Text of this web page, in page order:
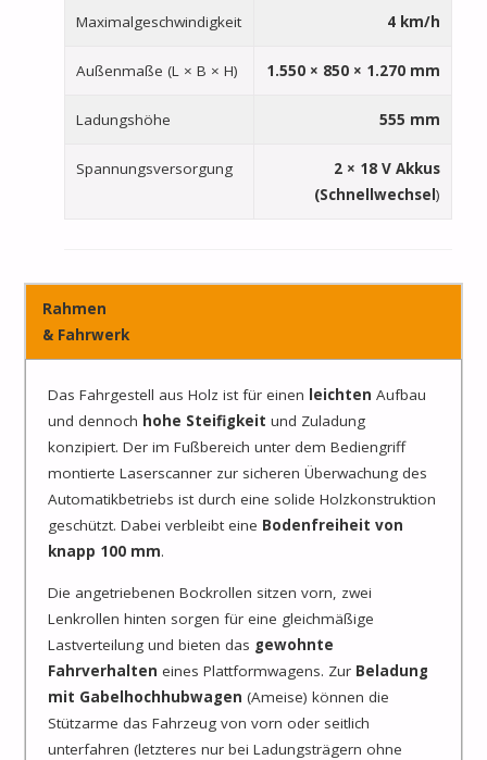
Maximalgeschwindigkeit 4 km/h
Außenmaße (L × B × H) 1.550 × 850 × 1.270 mm
Ladungshöhe 555 mm
Spannungsversorgung
2 × 18 V Akkus
(Schnellwechsel)
Rahmen
& Fahrwerk
Das Fahrgestell aus Holz ist für einen leichten Aufbau
und dennoch hohe Steifigkeit und Zuladung
konzipiert. Der im Fußbereich unter dem Bediengriff
montierte Laserscanner zur sicheren Überwachung des
Automatikbetriebs ist durch eine solide Holzkonstruktion
geschützt. Dabei verbleibt eine Bodenfreiheit von
knapp 100 mm.
Die angetriebenen Bockrollen sitzen vorn, zwei
Lenkrollen hinten sorgen für eine gleichmäßige
Lastverteilung und bieten das gewohnte
Fahrverhalten eines Plattformwagens. Zur Beladung
mit Gabelhochhubwagen (Ameise) können die
Stützarme das Fahrzeug von vorn oder seitlich
unterfahren (letzteres nur bei Ladungsträgern ohne